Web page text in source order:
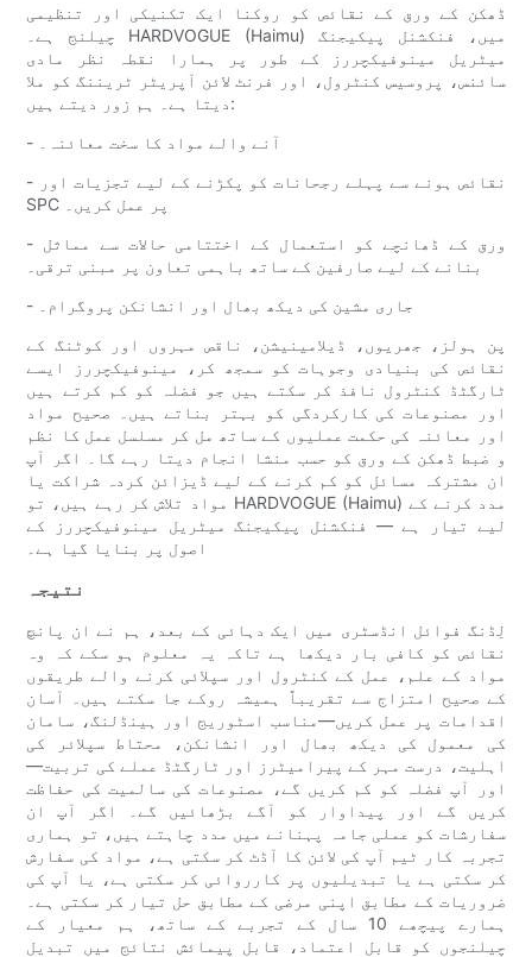
ڈھکن کے ورق کے نقائص کو روکنا ایک تکنیکی اور تنظیمی
چیلنج ہے۔ HARDVOGUE (Haimu) میں، فنکشنل پیکیجنگ
میٹریل مینوفیکچررز کے طور پر ہمارا نقطہ نظر مادی
سائنس، پروسیس کنٹرول، اور فرنٹ لائن آپریٹر ٹریننگ کو ملا
دیتا ہے۔ ہم زور دیتے ہیں:
- آنے والے مواد کا سخت معائنہ۔
- نقائص ہونے سے پہلے رجحانات کو پکڑنے کے لیے تجزیات اور
SPC پر عمل کریں۔
- ورق کے ڈھانچے کو استعمال کے اختتامی حالات سے مماثل
بنانے کے لیے صارفین کے ساتھ باہمی تعاون پر مبنی ترقی۔
- جاری مشین کی دیکھ بھال اور انشانکن پروگرام۔
پن ہولز، جھریوں، ڈیلامینیشن، ناقص مہروں اور کوٹنگ کے
نقائص کی بنیادی وجوہات کو سمجھ کر، مینوفیکچررز ایسے
ٹارگٹڈ کنٹرول نافذ کر سکتے ہیں جو فضلہ کو کم کرتے ہیں
اور مصنوعات کی کارکردگی کو بہتر بناتے ہیں۔ صحیح مواد
اور معائنہ کی حکمت عملیوں کے ساتھ مل کر مسلسل عمل کا نظم
و ضبط ڈھکن کے ورق کو حسب منشا انجام دیتا رہے گا۔ اگر آپ
ان مشترکہ مسائل کو کم کرنے کے لیے ڈیزائن کردہ شراکت یا
مواد تلاش کر رہے ہیں، تو HARDVOGUE (Haimu) مدد کرنے کے
لیے تیار ہے — فنکشنل پیکیجنگ میٹریل مینوفیکچررز کے
اصول پر بنایا گیا ہے۔
نتیجہ
لِڈنگ فوائل انڈسٹری میں ایک دہائی کے بعد، ہم نے ان پانچ
نقائص کو کافی بار دیکھا ہے تاکہ یہ معلوم ہو سکے کہ وہ
مواد کے علم، عمل کے کنٹرول اور سپلائی کرنے والے طریقوں
کے صحیح امتزاج سے تقریباً ہمیشہ روکے جا سکتے ہیں۔ آسان
اقدامات پر عمل کریں—مناسب اسٹوریج اور ہینڈلنگ، سامان
کی معمول کی دیکھ بھال اور انشانکن، محتاط سپلائر کی
اہلیت، درست مہر کے پیرامیٹرز اور ٹارگٹڈ عملے کی تربیت—
اور آپ فضلہ کو کم کریں گے، مصنوعات کی سالمیت کی حفاظت
کریں گے اور پیداوار کو آگے بڑھائیں گے۔ اگر آپ ان
سفارشات کو عملی جامہ پہنانے میں مدد چاہتے ہیں، تو ہماری
تجربہ کار ٹیم آپ کی لائن کا آڈٹ کر سکتی ہے، مواد کی سفارش
کر سکتی ہے یا تبدیلیوں پر کارروائی کر سکتی ہے، یا آپ کی
ضروریات کے مطابق اپنی مرضی کے مطابق حل تیار کر سکتی ہے۔
ہمارے پیچھے 10 سال کے تجربے کے ساتھ، ہم معیار کے
چیلنجوں کو قابل اعتماد، قابل پیمائش نتائج میں تبدیل